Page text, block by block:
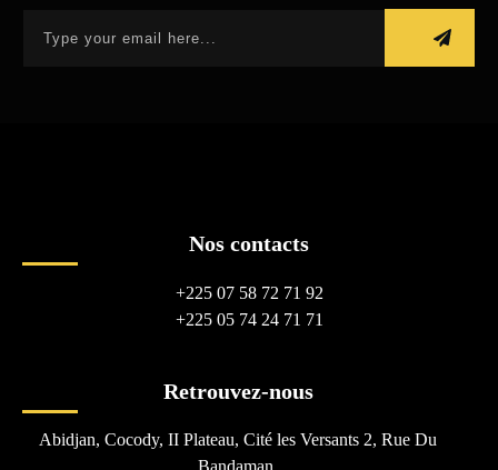
Nos contacts
+225 07 58 72 71 92
+225 05 74 24 71 71
Retrouvez-nous
Abidjan, Cocody, II Plateau, Cité les Versants 2, Rue Du
Bandaman